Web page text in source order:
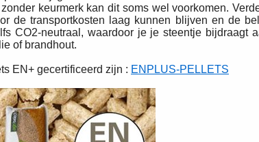
keurmerk kan dit soms wel voorkomen.
de transportkosten laag kunnen blijven en de
CO2-neutraal, waardoor je je steentje bijdraagt
of brandhout.
EN+ gecertificeerd zijn : ENPLUS-PELLETS